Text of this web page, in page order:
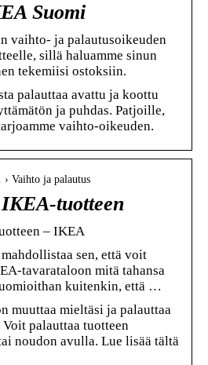
Suomi
vaihto- ja palautusoikeuden
sillä haluamme sinun
tekemiisi ostoksiin.
palauttaa avattu ja koottu
ja puhdas. Patjoille,
vaihto-oikeuden.
Vaihto ja palautus
tuotteen
– IKEA
sen, että voit
tavarataloon mitä tahansa
kuitenkin, että …
muuttaa mieltäsi ja palauttaa
palauttaa tuotteen
noudon avulla. Lue lisää tältä